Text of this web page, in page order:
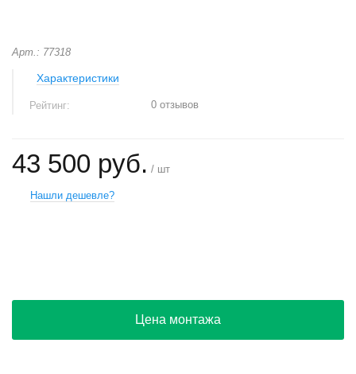
Арт.: 77318
Характеристики
Рейтинг: 0 отзывов
43 500 руб. / шт
Нашли дешевле?
Цена монтажа